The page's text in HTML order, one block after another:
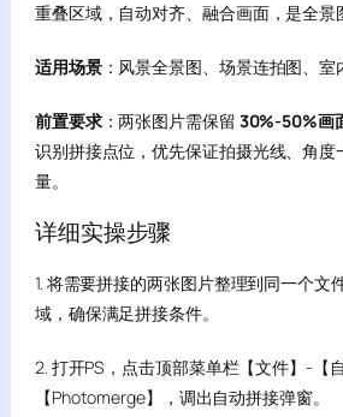
重叠区域，自动对齐、融合画面，是全景
适用场景：风景全景图、场景连拍图、
前置要求：两张图片需保留 30%-50%画
识别拼接点位，优先保证拍摄光线、角度
量。
详细实操步骤
1. 将需要拼接的两张图片整理到同一个文
域，确保满足拼接条件。
2. 打开PS，点击顶部菜单栏【文件】-【
【Photomerge】，调出自动拼接弹窗。